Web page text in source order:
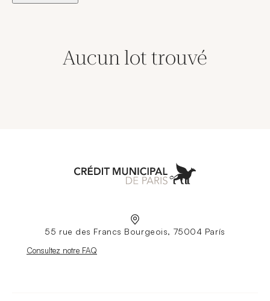
Aucun lot trouvé
55 rue des Francs Bourgeois, 75004 París
Nouvelle fenêtre
Consultez notre FAQ